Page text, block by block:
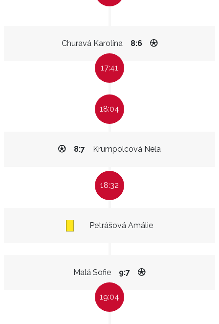
Churavá Karolína 8:6
17:41
18:04
Krumpolcová Nela
8:7
18:32
Petrášová Amálie
Malá Sofie 9:7
19:04